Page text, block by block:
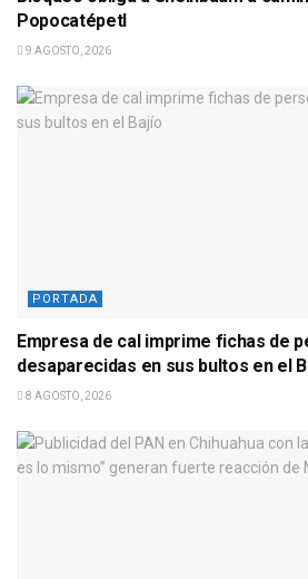
Popocatépetl
9 AGOSTO, 2026
PORTADA
Empresa de cal imprime fichas de
desaparecidas en sus bultos en el
8 AGOSTO, 2026